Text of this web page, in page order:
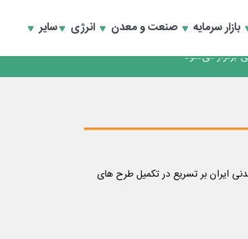
بازار سرمایه صنعت و معدن انرژی سایر
می‌شود
ایران بر تسریع در تکمیل طرح های